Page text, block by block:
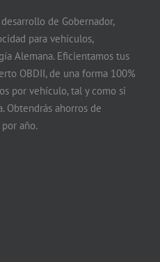
de Gobernador,
para vehículos,
Alemana. Eficientamos tus
OBDII, de una forma 100%
por vehículo, tal y como si
Obtendrás ahorros de
año.